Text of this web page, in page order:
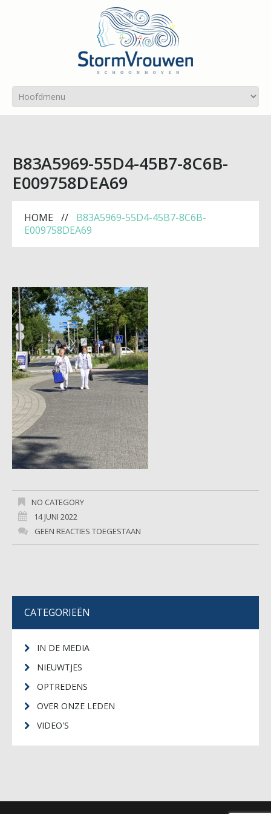
B83A5969-55D4-45B7-8C6B-
E009758DEA69
HOME
B83A5969-55D4-45B7-8C6B-
E009758DEA69
NO CATEGORY
14 JUNI 2022
GEEN REACTIES TOEGESTAAN
CATEGORIEËN
IN DE MEDIA
NIEUWTJES
OPTREDENS
OVER ONZE LEDEN
VIDEO'S